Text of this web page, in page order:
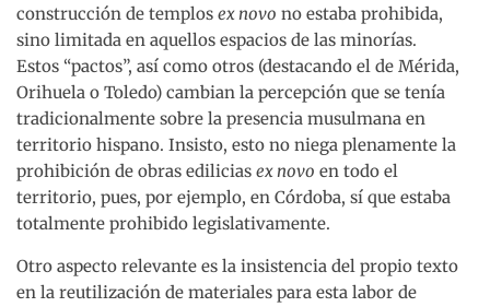
construcción de templos ex novo no estaba prohibida,
sino limitada en aquellos espacios de las minorías.
Estos “pactos”, así como otros (destacando el de Mérida,
Orihuela o Toledo) cambian la percepción que se tenía
tradicionalmente sobre la presencia musulmana en
territorio hispano. Insisto, esto no niega plenamente la
prohibición de obras edilicias ex novo en todo el
territorio, pues, por ejemplo, en Córdoba, sí que estaba
totalmente prohibido legislativamente.
Otro aspecto relevante es la insistencia del propio texto
en la reutilización de materiales para esta labor de